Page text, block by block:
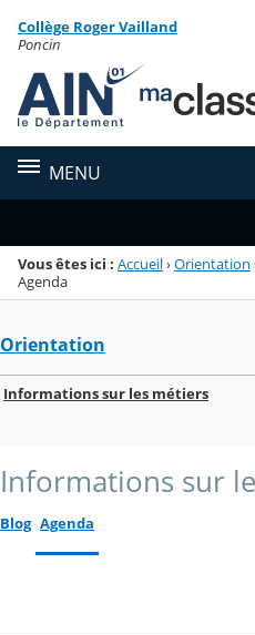
Menu de la rubrique
Contenu
Collège Roger Vailland
Poncin
MENU
Vous êtes ici : Accueil›Orientation
Agenda
Orientation
Informations sur les métiers
Informations sur
Blog Agenda